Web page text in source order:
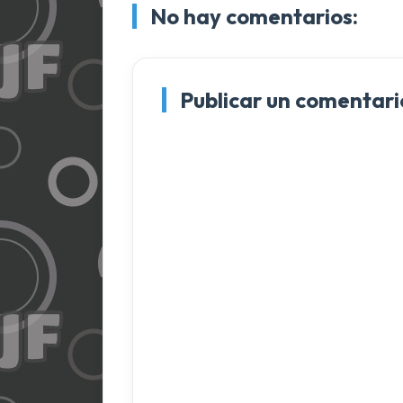
No hay comentarios:
Publicar un